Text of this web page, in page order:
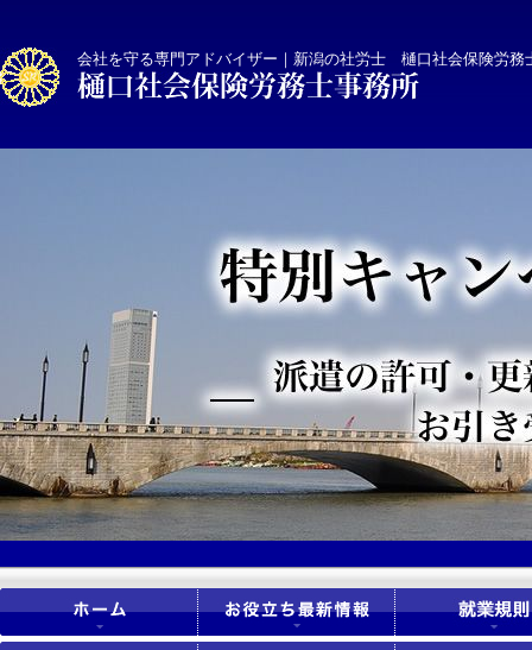
会社を守る専門アドバイザー｜新潟の社労士 樋口社会保険労務